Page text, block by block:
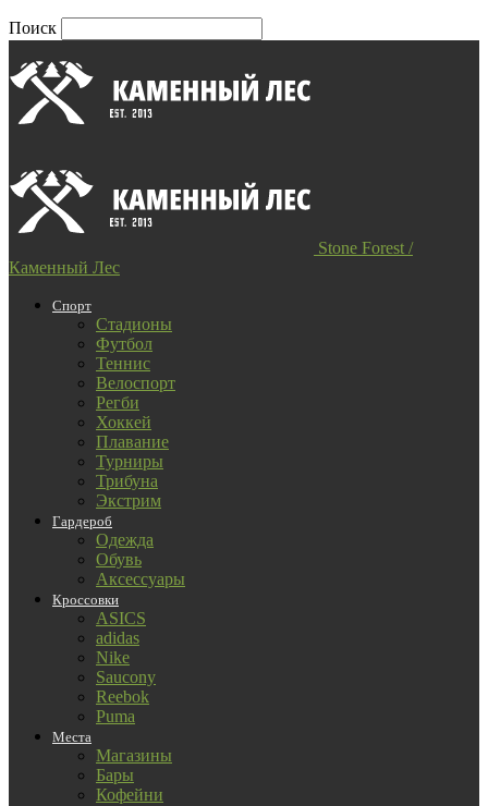
Поиск
Stone Forest /
Каменный Лес
Спорт
Стадионы
Футбол
Теннис
Велоспорт
Регби
Хоккей
Плавание
Турниры
Трибуна
Экстрим
Гардероб
Одежда
Обувь
Аксессуары
Кроссовки
ASICS
adidas
Nike
Saucony
Reebok
Puma
Места
Магазины
Бары
Кофейни